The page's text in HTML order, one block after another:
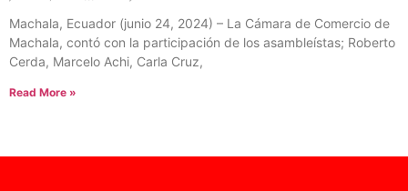
Machala, Ecuador (junio 24, 2024) – La Cámara de Comercio de
Machala, contó con la participación de los asambleístas; Roberto
Cerda, Marcelo Achi, Carla Cruz,
Read More »